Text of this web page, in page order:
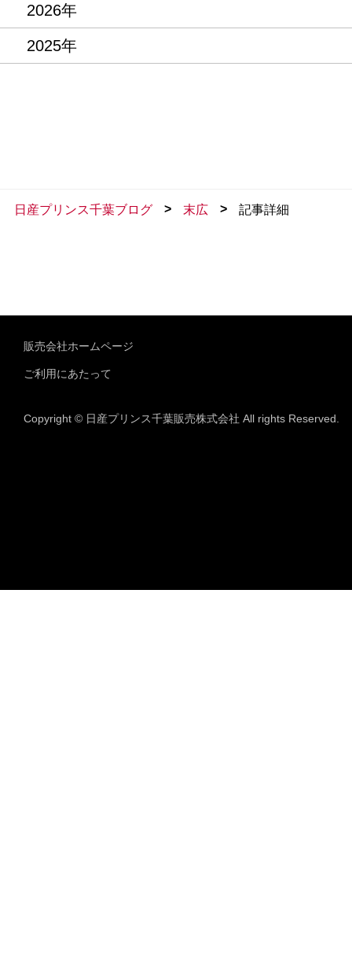
2026年
2025年
日産プリンス千葉ブログ > 末広 > 記事詳細
販売会社ホームページ
ご利用にあたって
Copyright © 日産プリンス千葉販売株式会社 All rights Reserved.